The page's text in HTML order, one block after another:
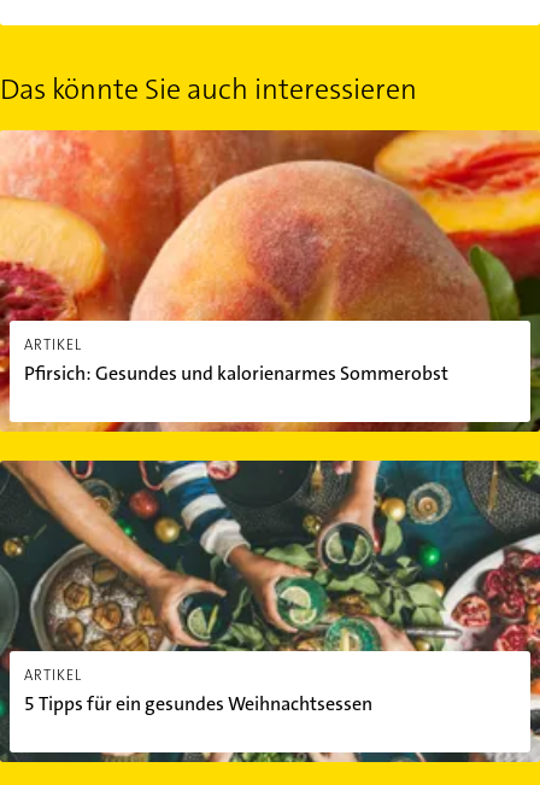
Das könnte Sie auch interessieren
ARTIKEL
Pfirsich: Gesundes und kalorienarmes Sommerobst
Pfirsich: Gesundes und kalorienarmes Sommerobst
ARTIKEL
5 Tipps für ein gesundes Weihnachtsessen
5 Tipps für ein gesundes Weihnachtsessen